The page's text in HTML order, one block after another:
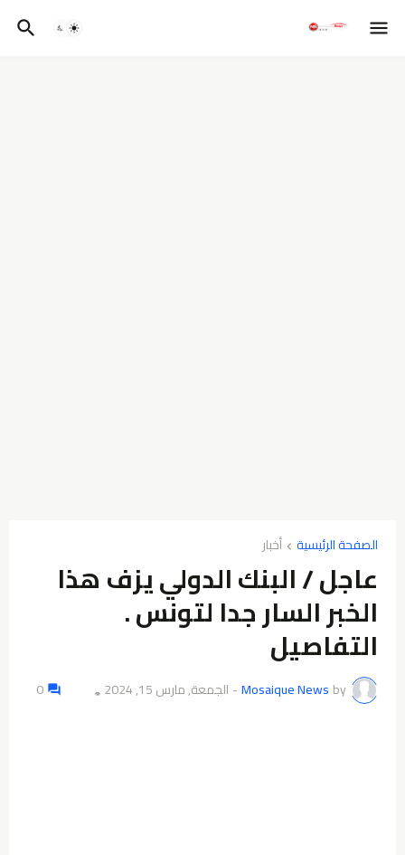
الصفحة الرئيسية أخبار
عاجل / البنك الدولي يزف هذا
الخبر السار جدا لتونس .
التفاصيل
by
Mosaique News
- الجمعة, مارس 15, 2024 👁️
0